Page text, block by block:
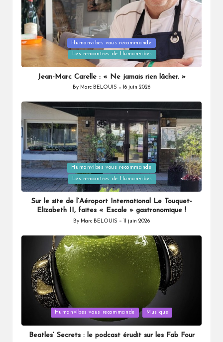
Posted
Humanvibes vous recommande
Les rencontres de Humanvibes
Jean-Marc Carelle : « Ne jamais rien lâcher. »
Posted
By Marc BELOUIS 16 juin 2026
Posted
in
Humanvibes vous recommande
Les rencontres de Humanvibes
Sur le site de l’Aéroport International Le Touquet-
Elizabeth II, faites « Escale » gastronomique !
Posted
By Marc BELOUIS 11 juin 2026
Humanvibes vous recommande Musique
Beatles’ Secrets : le podcast érudit sur les Fab Four